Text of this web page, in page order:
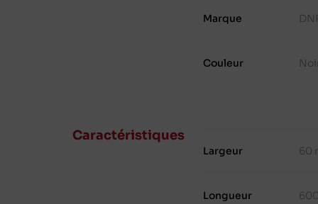
Marque
Couleur
Caractéristiques
Largeur 60
Longueur